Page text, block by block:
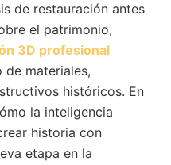
de restauración antes
el patrimonio,
3D profesional
materiales,
históricos. En
la inteligencia
historia con
etapa en la